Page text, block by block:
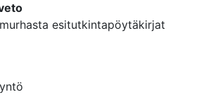
esitutkintapöytäkirjat